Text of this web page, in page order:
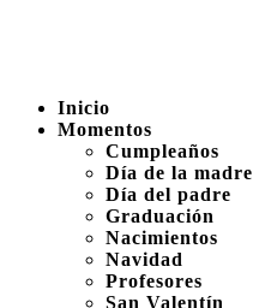
Inicio
Momentos
Cumpleaños
Día de la madre
Día del padre
Graduación
Nacimientos
Navidad
Profesores
San Valentín